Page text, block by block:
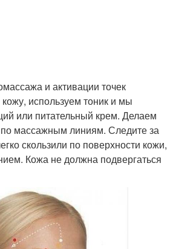
и активации точек
используем тоник и мы
или питательный крем. Делаем
массажным линиям. Следите за
скользили по поверхности кожи,
Кожа не должна подвергаться